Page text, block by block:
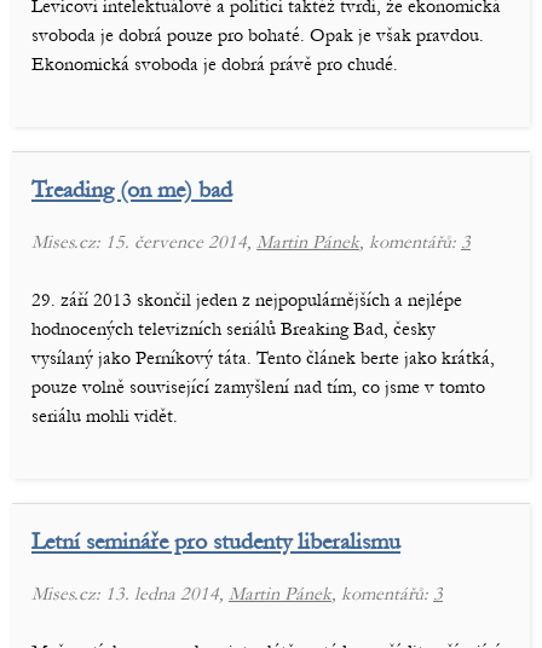
Levicoví intelektuálové a politici taktéž tvrdí, že ekonomická
svoboda je dobrá pouze pro bohaté. Opak je však pravdou.
Ekonomická svoboda je dobrá právě pro chudé.
Treading (on me) bad
Mises.cz: 15. července 2014, Martin Pánek, komentářů: 3
29. září 2013 skončil jeden z nejpopulárnějších a nejlépe
hodnocených televizních seriálů Breaking Bad, česky
vysílaný jako Perníkový táta. Tento článek berte jako krátká,
pouze volně související zamyšlení nad tím, co jsme v tomto
seriálu mohli vidět.
Letní semináře pro studenty liberalismu
Mises.cz: 13. ledna 2014, Martin Pánek, komentářů: 3